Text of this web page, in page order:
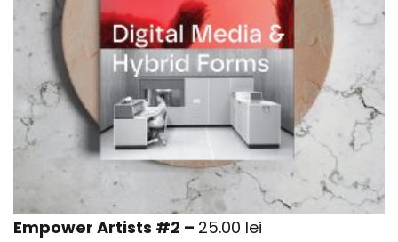
Empower Artists #2 – 25.00 lei